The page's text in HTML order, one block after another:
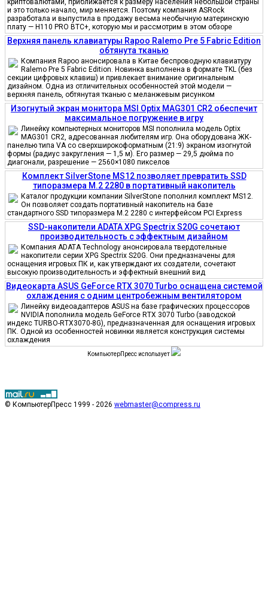
криптовалютами, приближается к размеру населения небольшой страны
и это только начало, мир меняется. Поэтому компания ASRock
разработала и выпустила в продажу весьма необычную материнскую
плату — H110 PRO BTC+, которую мы и рассмотрим в этом обзоре
Верхняя панель клавиатуры Rapoo Ralemo Pre 5 Fabric Edition
обтянута тканью
Компания Rapoo анонсировала в Китае беспроводную клавиатуру
Ralemo Pre 5 Fabric Edition. Новинка выполнена в формате TKL (без
секции цифровых клавиш) и привлекает внимание оригинальным
дизайном. Одна из отличительных особенностей этой модели —
верхняя панель, обтянутая тканью с меланжевым рисунком
Изогнутый экран монитора MSI Optix MAG301 CR2 обеспечит
максимальное погружение в игру
Линейку компьютерных мониторов MSI пополнила модель Optix
MAG301 CR2, адресованная любителям игр. Она оборудована ЖК-
панелью типа VA со сверхширокоформатным (21:9) экраном изогнутой
формы (радиус закругления — 1,5 м). Его размер — 29,5 дюйма по
диагонали, разрешение — 2560×1080 пикселов
Комплект SilverStone MS12 позволяет превратить SSD
типоразмера M.2 2280 в портативный накопитель
Каталог продукции компании SilverStone пополнил комплект MS12.
Он позволяет создать портативный накопитель на базе
стандартного SSD типоразмера M.2 2280 с интерфейсом PCI Express
SSD-накопители ADATA XPG Spectrix S20G сочетают
производительность с эффектным дизайном
Компания ADATA Technology анонсировала твердотельные
накопители серии XPG Spectrix S20G. Они предназначены для
оснащения игровых ПК и, как утверждают их создатели, сочетают
высокую производительность и эффектный внешний вид
Видеокарта ASUS GeForce RTX 3070 Turbo оснащена системой
охлаждения с одним центробежным вентилятором
Линейку видеоадаптеров ASUS на базе графических процессоров
NVIDIA пополнила модель GeForce RTX 3070 Turbo (заводской
индекс TURBO-RTX3070-8G), предназначенная для оснащения игровых
ПК. Одной из особенностей новинки является конструкция системы
охлаждения
КомпьютерПресс использует
© КомпьютерПресс 1999 - 2026 webmaster@compress.ru